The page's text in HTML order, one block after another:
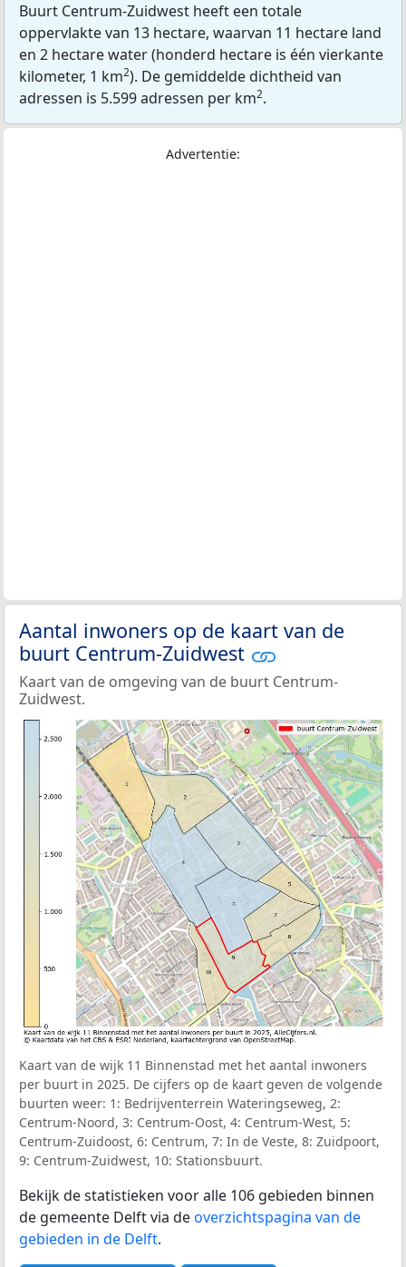
Buurt Centrum-Zuidwest heeft een totale
oppervlakte van 13 hectare, waarvan 11 hectare land
en 2 hectare water (honderd hectare is één vierkante
kilometer, 1 km2). De gemiddelde dichtheid van
adressen is 5.599 adressen per km2.
Advertentie:
Aantal inwoners op de kaart van de
buurt Centrum-Zuidwest
Kaart van de omgeving van de buurt Centrum-
Zuidwest.
Kaart van de wijk 11 Binnenstad met het aantal inwoners
per buurt in 2025. De cijfers op de kaart geven de volgende
buurten weer: 1: Bedrijventerrein Wateringseweg, 2:
Centrum-Noord, 3: Centrum-Oost, 4: Centrum-West, 5:
Centrum-Zuidoost, 6: Centrum, 7: In de Veste, 8: Zuidpoort,
9: Centrum-Zuidwest, 10: Stationsbuurt.
Bekijk de statistieken voor alle 106 gebieden binnen
de gemeente Delft via deoverzichtspagina van de
gebieden in de Delft.